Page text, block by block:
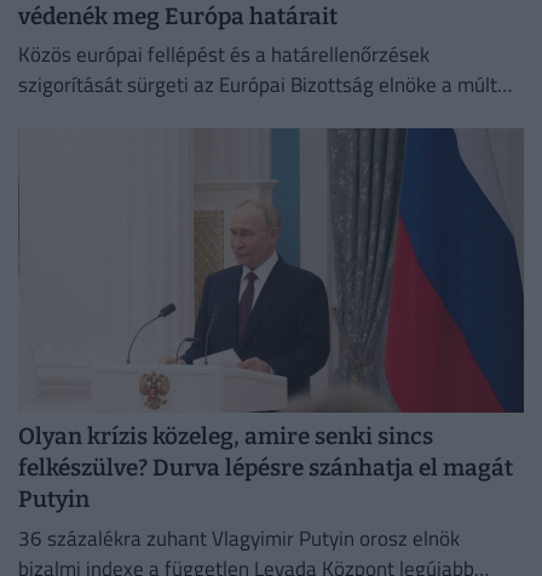
védenék meg Európa határait
Közös európai fellépést és a határellenőrzések
szigorítását sürgeti az Európai Bizottság elnöke a múlt
Olyan krízis közeleg, amire senki sincs
felkészülve? Durva lépésre szánhatja el magát
Putyin
36 százalékra zuhant Vlagyimir Putyin orosz elnök
bizalmi indexe a független Levada Központ legújabb